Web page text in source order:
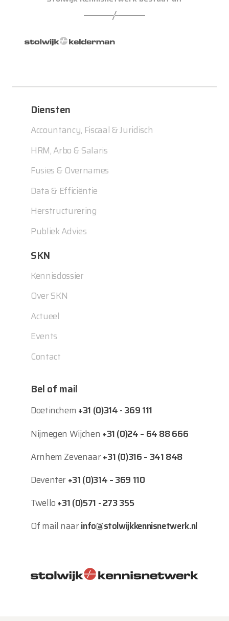
Diensten
Accountancy, Fiscaal & Juridisch
HRM, Arbo & Salaris
Fusies & Overnames
Data & Efficiëntie
Herstructurering
Publiek Advies
SKN
Kennisdossier
Over SKN
Actueel
Events
Contact
Bel of mail
Doetinchem +31 (0)314 - 369 111
Nijmegen Wijchen +31 (0)24 – 64 88 666
Arnhem Zevenaar+31 (0)316 – 341 848
Deventer +31 (0)314 – 369 110
Twello+31 (0)571 - 273 355
Of mail naarinfo@stolwijkkennisnetwerk.nl